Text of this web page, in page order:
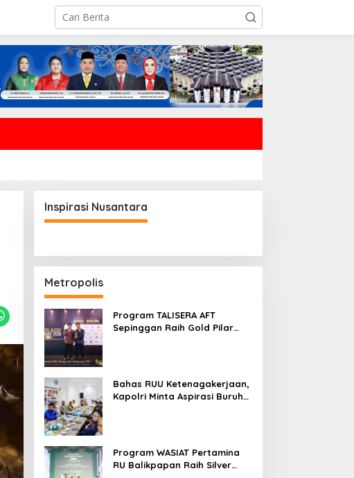
Inspirasi Nusantara
Metropolis
Program TALISERA AFT
Sepinggan Raih Gold Pilar
Bahas RUU Ketenagakerjaan,
Kapolri Minta Aspirasi Buruh
Program WASIAT Pertamina
RU Balikpapan Raih Silver